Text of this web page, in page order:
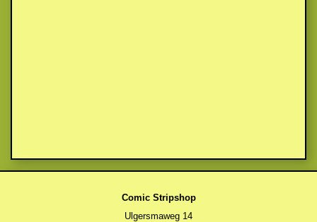
Comic Stripshop
Ulgersmaweg 14